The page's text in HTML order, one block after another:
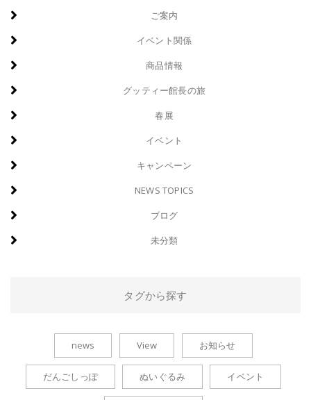
ご案内
イベント関係
商品情報
グッティー館長の旅
春展
イベント
キャンペーン
NEWS TOPICS
ブログ
未分類
タグから探す
news View お知らせ
だんごしっぽ ぬいぐるみ イベント